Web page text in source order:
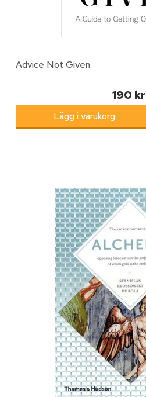
Advice Not Given
190 kr